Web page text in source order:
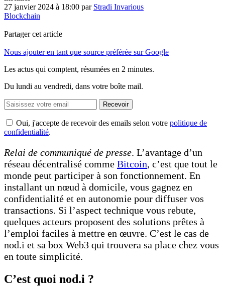
27 janvier 2024 à 18:00 par Stradi Invarious
Blockchain
Partager cet article
Nous ajouter en tant que source préférée sur Google
Les actus qui comptent, résumées en 2 minutes.
Du lundi au vendredi, dans votre boîte mail.
Recevoir
Oui, j'accepte de recevoir des emails selon votre politique de
confidentialité.
Relai de communiqué de presse. L’avantage d’un
réseau décentralisé comme Bitcoin, c’est que tout le
monde peut participer à son fonctionnement. En
installant un nœud à domicile, vous gagnez en
confidentialité et en autonomie pour diffuser vos
transactions. Si l’aspect technique vous rebute,
quelques acteurs proposent des solutions prêtes à
l’emploi faciles à mettre en œuvre. C’est le cas de
nod.i et sa box Web3 qui trouvera sa place chez vous
en toute simplicité.
C’est quoi nod.i ?